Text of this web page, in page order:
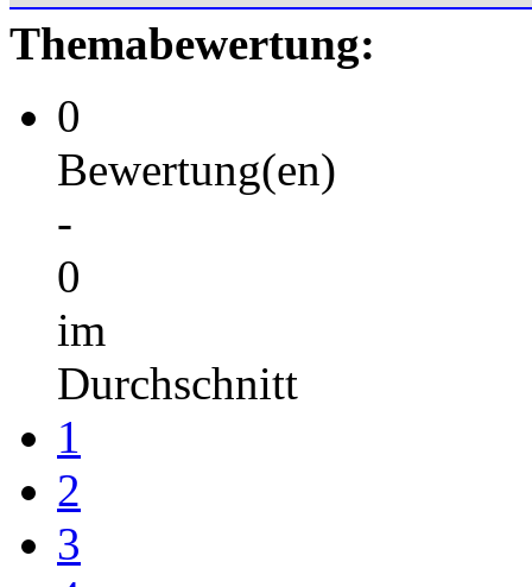
Themabewertung:
0
Bewertung(en)
-
0
im
Durchschnitt
1
2
3